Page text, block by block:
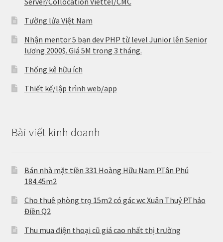
Tường lửa Việt Nam
Nhận mentor 5 bạn dev PHP từ level Junior lên Senior
lương 2000$. Giá 5M trong 3 tháng.
Thống kê hữu ích
Thiết kế/lập trình web/app
Bài viết kinh doanh
Bán nhà mặt tiền 331 Hoàng Hữu Nam P.Tân Phú
184.45m2
Cho thuê phòng trọ 15m2 có gác wc Xuân Thuỷ P.Thảo
Điền Q2
Thu mua điện thoại cũ giá cao nhất thị trường